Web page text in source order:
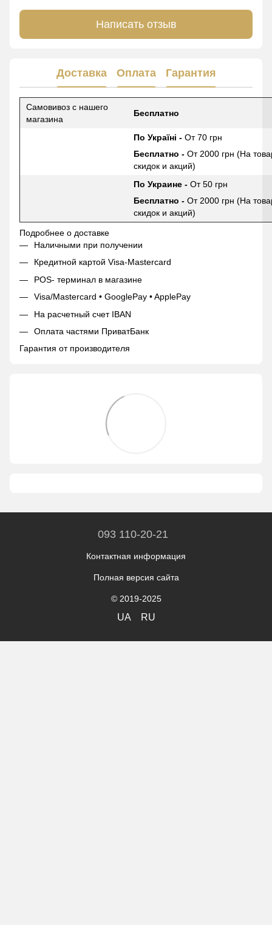
Написать отзыв
Доставка Оплата Гарантия
Самовивоз с нашего
магазина
Бесплатно
По Україні - От 70 грн
Бесплатно - От 2000 грн (На
скидок и акций)
По Украине - От 50 грн
Бесплатно - От 2000 грн (На
скидок и акций)
Подробнее о доставке
Наличными при получении
Кредитной картой Visa-Mastercard
POS- терминал в магазине
Visa/Mastercard • GooglePay • ApplePay
На расчетный счет IBAN
Оплата частями ПриватБанк
Гарантия от производителя
093 110-20-21
Контактная информация
Полная версия сайта
© 2019-2025
UA RU